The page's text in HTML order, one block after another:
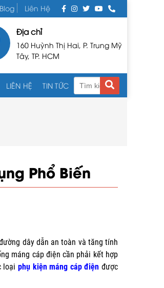
Blog Liên Hệ
Địa chỉ
160 Huỳnh Thị Hai, P. Trung Mỹ
Tây, TP. HCM
LIÊN HỆ TIN TỨC
Phổ Biến
dây dẫn an toàn và tăng tính
máng cáp điện cần phải kết hợp
loại phụ kiện máng cáp điện được